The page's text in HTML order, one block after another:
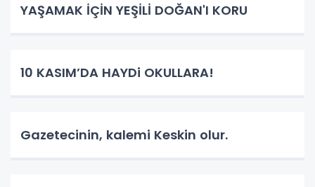
YAŞAMAK İÇİN YEŞİLİ DOĞAN'I KORU
10 KASIM’DA HAYDi OKULLARA!
Gazetecinin, kalemi Keskin olur.